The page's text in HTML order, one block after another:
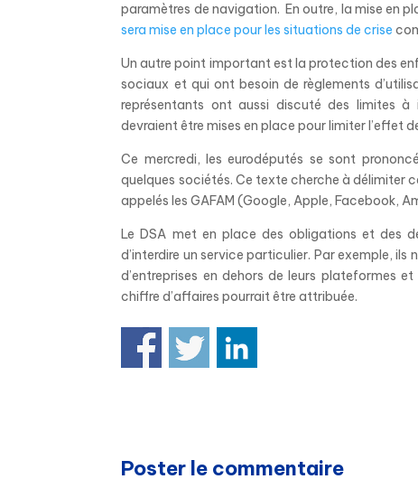
paramètres de navigation. En outre, la mise en
sera mise en place pour les situations de crise
Un autre point important est la protection des
sociaux et qui ont besoin de règlements
représentants ont aussi discuté des limites
devraient être mises en place pour limiter l’effet
Ce mercredi, les eurodéputés se sont
quelques sociétés. Ce texte cherche à délimiter
appelés les GAFAM (Google, Apple, Facebook,
Le DSA met en place des obligations et des
d’interdire un service particulier. Par exemple,
d’entreprises en dehors de leurs plateformes
chiffre d’affaires pourrait être attribuée.
Poster le commentaire